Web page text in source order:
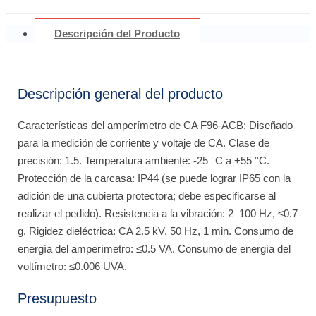
Descripción del Producto
Descripción general del producto
Características del amperímetro de CA F96-ACB: Diseñado
para la medición de corriente y voltaje de CA. Clase de
precisión: 1.5. Temperatura ambiente: -25 °C a +55 °C.
Protección de la carcasa: IP44 (se puede lograr IP65 con la
adición de una cubierta protectora; debe especificarse al
realizar el pedido). Resistencia a la vibración: 2–100 Hz, ≤0.7
g. Rigidez dieléctrica: CA 2.5 kV, 50 Hz, 1 min. Consumo de
energía del amperímetro: ≤0.5 VA. Consumo de energía del
voltímetro: ≤0.006 UVA.
Presupuesto